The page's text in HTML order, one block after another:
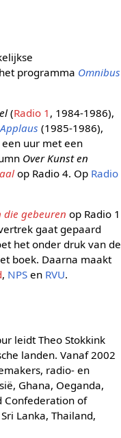
programma Omnibus
(Radio 1 , 1984-1986),
Applaus (1985-1986),
uur met een
Over Kunst en
op Radio 4. Op Radio
die gebeuren op Radio 1
gaat gepaard
het onder druk van de
boek. Daarna maakt
, NPS en RVU.
leidt Theo Stokkink
landen. Vanaf 2002
radio- en
Ghana, Oeganda,
Confederation of
Lanka, Thailand,